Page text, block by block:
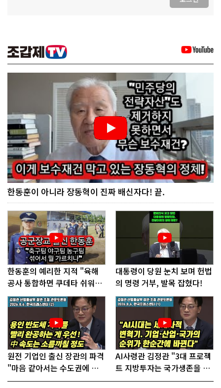
한동훈이 아니라 장동혁이 진짜 배신자다! 끝.
한동훈의 예리한 지적 "육해
공사 통합하면 쿠데타 쉬워진
다"
대통령이 당원 눈치 보며 헌법
의 명령 거부, 발목 잡혔다!
원전 기업인 출신 장관의 파격
"마음 같아서는 수도권에 원
전 짓고싶다"
AI사령관 김정관 "3대 프로젝
트 지방투자는 국가생존을 건
대전략"